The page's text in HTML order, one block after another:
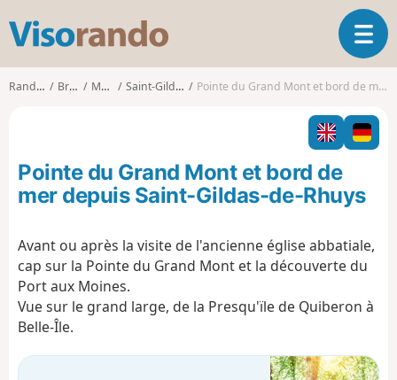
s
o
o
O
u
i
r
l
n
i
g
n
Randonnées Bretagne Morbihan Saint-Gildas-de-Rhuys Pointe du Grand Mont et bord de mer depuis Saint-Gildas-de-Rhuys
Pointe du Grand Mont et bord de
mer depuis Saint-Gildas-de-Rhuys
Avant ou après la visite de l'ancienne église abbatiale,
cap sur la Pointe du Grand Mont et la découverte du
Port aux Moines.
Vue sur le grand large, de la Presqu'ïle de Quiberon à
Belle-Île.